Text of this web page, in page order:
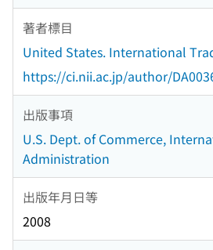
著者標目
United States. International
https://ci.nii.ac.jp/author/
出版事項
U.S. Dept. of Commerce,
Administration
出版年月日等
2008